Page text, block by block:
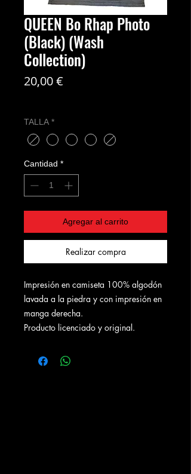
QUEEN Bo Rhap Photo
(Black) (Wash
Collection)
20,00 €
TALLA *
Cantidad *
Agregar al carrito
Realizar compra
Impresión en camiseta 100% algodón
lavada a la piedra y con impresión en
manga derecha.
Producto licenciado y original.